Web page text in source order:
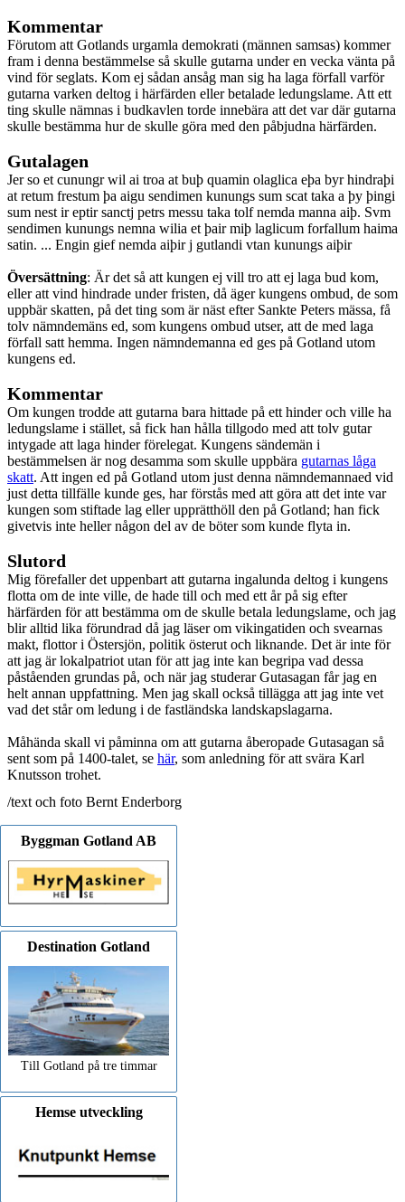
Kommentar
Förutom att Gotlands urgamla demokrati (männen samsas) kommer
fram i denna bestämmelse så skulle gutarna under en vecka vänta på
vind för seglats. Kom ej sådan ansåg man sig ha laga förfall varför
gutarna varken deltog i härfärden eller betalade ledungslame. Att ett
ting skulle nämnas i budkavlen torde innebära att det var där gutarna
skulle bestämma hur de skulle göra med den påbjudna härfärden.
Gutalagen
Jer so et cunungr wil ai troa at buþ quamin olaglica eþa byr hindraþi
at retum frestum þa aigu sendimen kunungs sum scat taka a þy þingi
sum nest ir eptir sanctj petrs messu taka tolf nemda manna aiþ. Svm
sendimen kunungs nemna wilia et þair miþ laglicum forfallum haima
satin. ... Engin gief nemda aiþir j gutlandi vtan kunungs aiþir
Översättning: Är det så att kungen ej vill tro att ej laga bud kom,
eller att vind hindrade under fristen, då äger kungens ombud, de som
uppbär skatten, på det ting som är näst efter Sankte Peters mässa, få
tolv nämndemäns ed, som kungens ombud utser, att de med laga
förfall satt hemma. Ingen nämndemanna ed ges på Gotland utom
kungens ed.
Kommentar
Om kungen trodde att gutarna bara hittade på ett hinder och ville ha
ledungslame i stället, så fick han hålla tillgodo med att tolv gutar
intygade att laga hinder förelegat. Kungens sändemän i
bestämmelsen är nog desamma som skulle uppbära gutarnas låga
skatt. Att ingen ed på Gotland utom just denna nämndemannaed vid
just detta tillfälle kunde ges, har förstås med att göra att det inte var
kungen som stiftade lag eller upprätthöll den på Gotland; han fick
givetvis inte heller någon del av de böter som kunde flyta in.
Slutord
Mig förefaller det uppenbart att gutarna ingalunda deltog i kungens
flotta om de inte ville, de hade till och med ett år på sig efter
härfärden för att bestämma om de skulle betala ledungslame, och jag
blir alltid lika förundrad då jag läser om vikingatiden och svearnas
makt, flottor i Östersjön, politik österut och liknande. Det är inte för
att jag är lokalpatriot utan för att jag inte kan begripa vad dessa
påståenden grundas på, och när jag studerar Gutasagan får jag en
helt annan uppfattning. Men jag skall också tillägga att jag inte vet
vad det står om ledung i de fastländska landskapslagarna.
Måhända skall vi påminna om att gutarna åberopade Gutasagan så
sent som på 1400-talet, se här, som anledning för att svära Karl
Knutsson trohet.
/text och foto Bernt Enderborg
Byggman Gotland AB
Destination Gotland
Till Gotland på tre timmar
Hemse utveckling